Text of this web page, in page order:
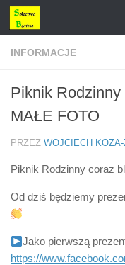
Przejdź do treści
INFORMACJE
Piknik Rodzinny
MAŁE FOTO
PRZEZ WOJCIECH KOZA-
Piknik Rodzinny coraz
Od dziś będziemy
Jako pierwszą
https://